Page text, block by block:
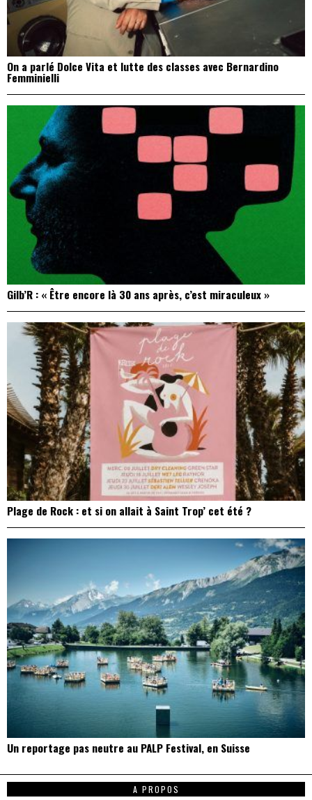
On a parlé Dolce Vita et lutte des classes avec Bernardino
Femminielli
Gilb’R : « Être encore là 30 ans après, c’est miraculeux »
Plage de Rock : et si on allait à Saint Trop’ cet été ?
Un reportage pas neutre au PALP Festival, en Suisse
A PROPOS